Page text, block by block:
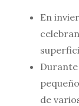
En
Durante
de